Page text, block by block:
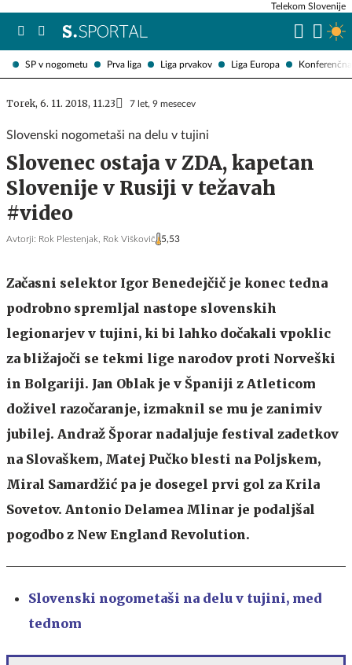
SP v nogometu Prva liga Liga prvakov Liga Europa
Telekom Slovenije
Torek, 6. 11. 2018, 11.23 7 let, 9 mesecev
Slovenski nogometaši na delu v tujini
Slovenec ostaja v ZDA, kapetan
Slovenije v Rusiji v težavah
#video
Avtorji: Rok Plestenjak, Rok Viškovič 5,53
Začasni selektor Igor Benedejčič je konec tedna
podrobno spremljal nastope slovenskih
legionarjev v tujini, ki bi lahko dočakali vpoklic
za bližajoči se tekmi lige narodov proti Norveški
in Bolgariji. Jan Oblak je v Španiji z Atleticom
doživel razočaranje, izmaknil se mu je zanimiv
jubilej. Andraž Šporar nadaljuje festival zadetkov
na Slovaškem, Matej Pučko blesti na Poljskem,
Miral Samardžić pa je dosegel prvi gol za Krila
Sovetov. Antonio Delamea Mlinar je podaljšal
pogodbo z New England Revolution.
Slovenski nogometaši na delu v tujini, med
tednom